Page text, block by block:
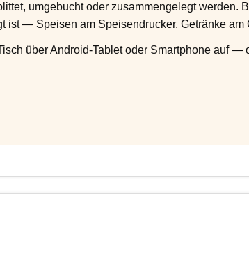
umgebucht oder zusammengelegt werden.
ist — Speisen am Speisendrucker, Getränke am
über Android-Tablet oder Smartphone auf —